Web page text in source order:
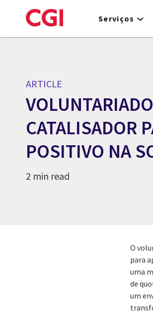
to
Serviços
ARTICLE
CATALISADOR
POSITIVO NA
2 min read
O
para
uma
de
um